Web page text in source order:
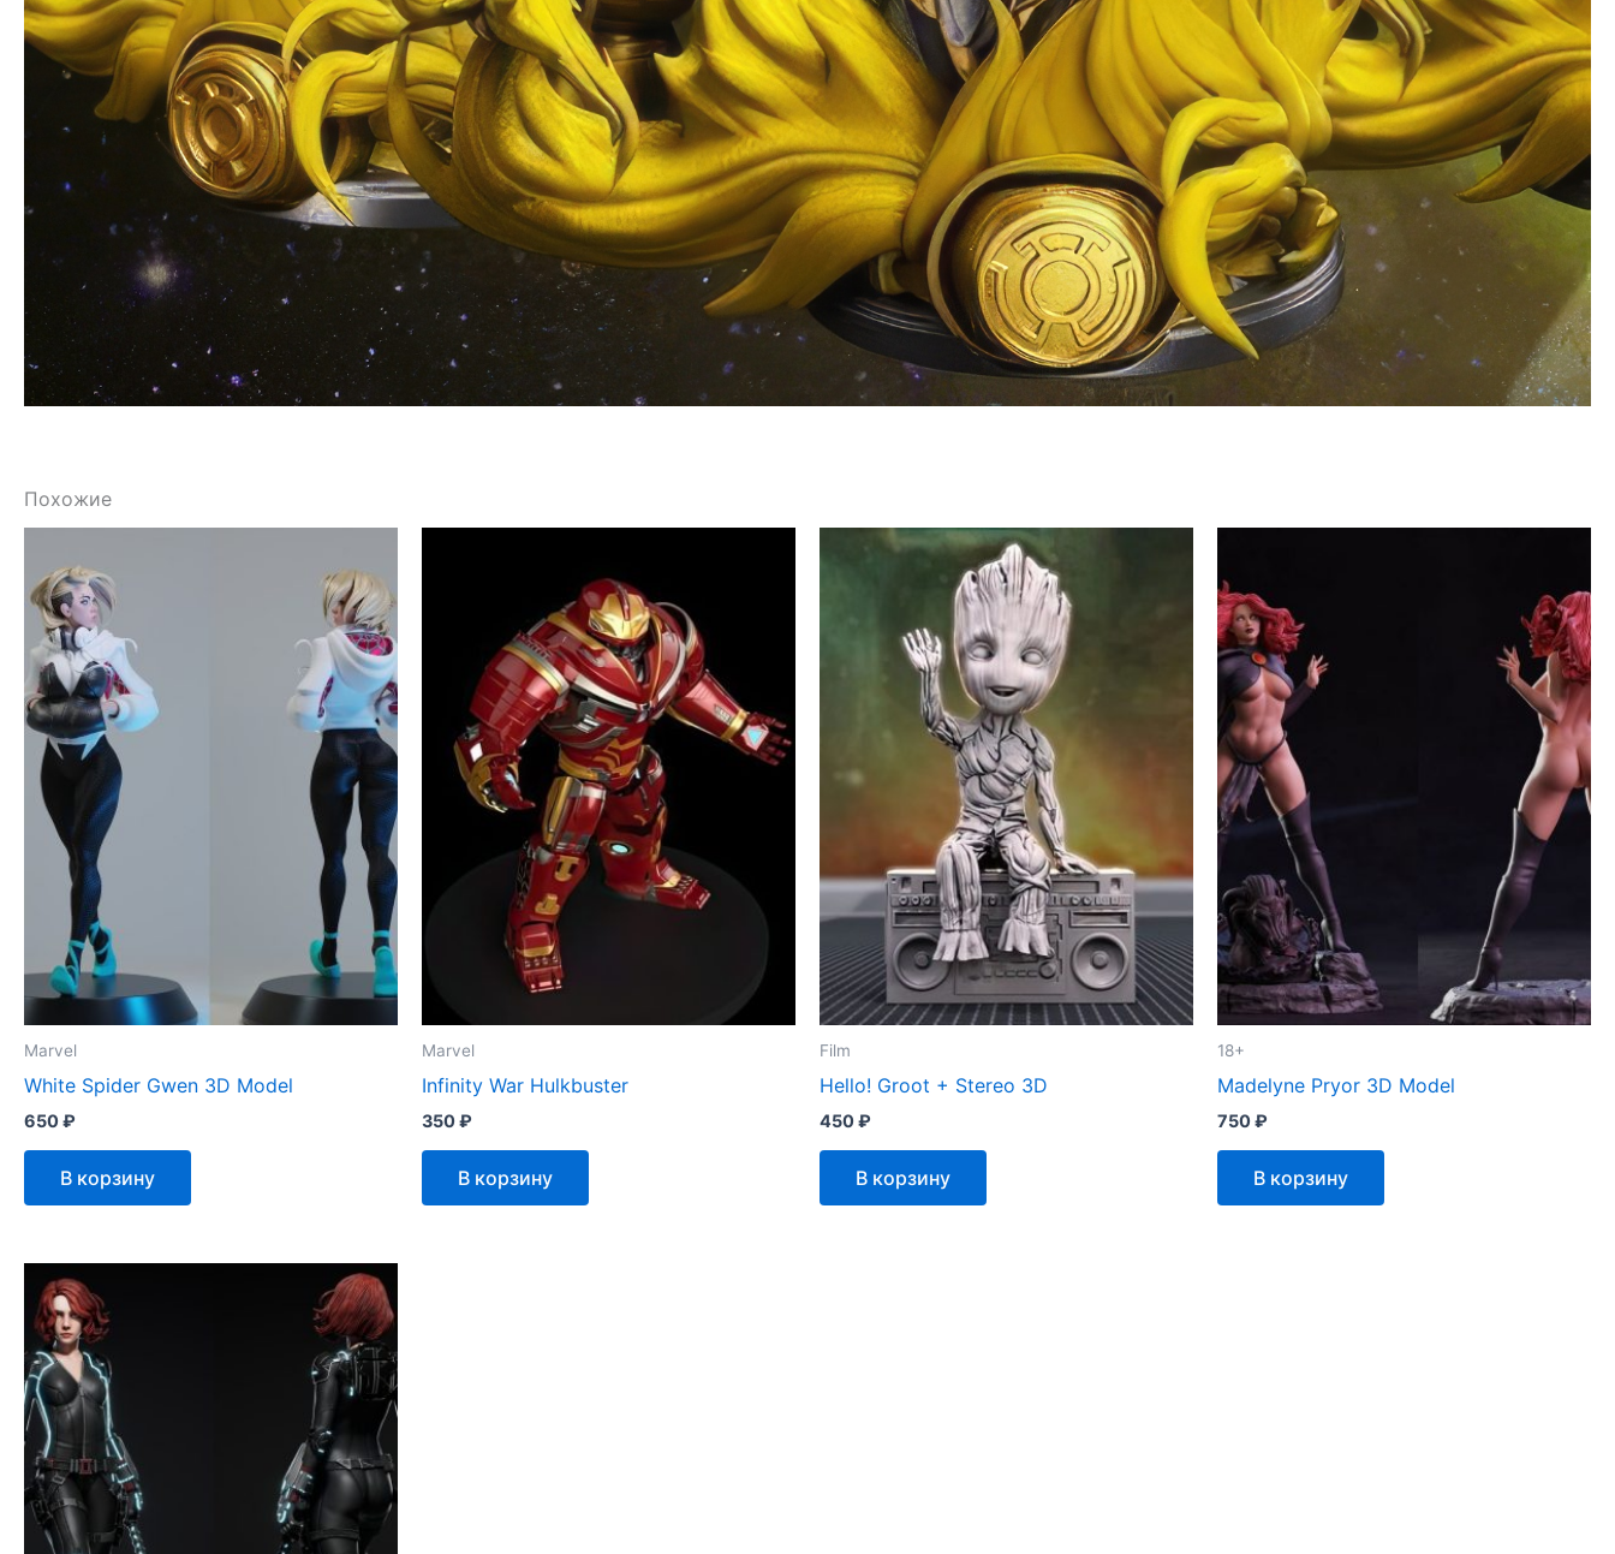
Похожие
Marvel
White Spider Gwen 3D Model
650₽
В корзину
Marvel
Infinity War Hulkbuster
350₽
В корзину
Film
Hello! Groot + Stereo 3D
450₽
В корзину
18+
Madelyne Pryor 3D Model
750₽
В корзину